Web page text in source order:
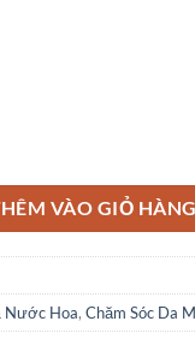
VÀO GIỎ HÀNG
Nước Hoa, Chăm Sóc Da